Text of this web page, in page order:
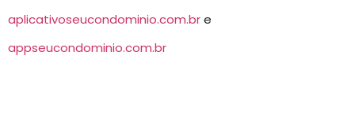
aplicativoseucondominio.com.bre
appseucondominio.com.br